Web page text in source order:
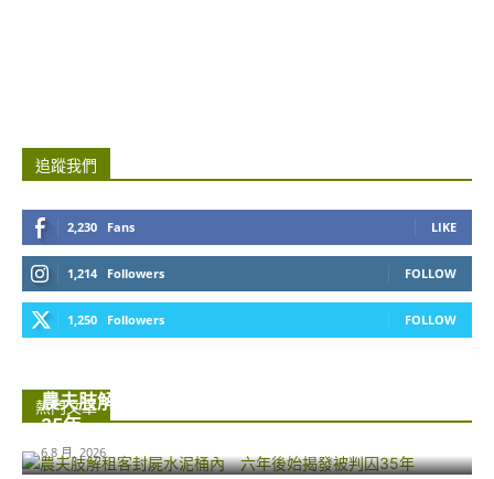
追蹤我們
2,230 Fans LIKE
1,214 Followers FOLLOW
1,250 Followers FOLLOW
熱門文章
農夫肢解租客封屍水泥桶內 六年後始揭發被判囚
35年...
6 8 月, 2026